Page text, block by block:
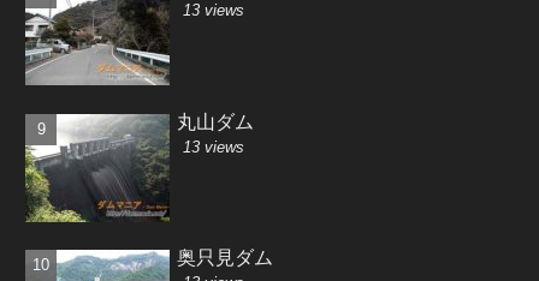
13 views
丸山ダム
13 views
奥只見ダム